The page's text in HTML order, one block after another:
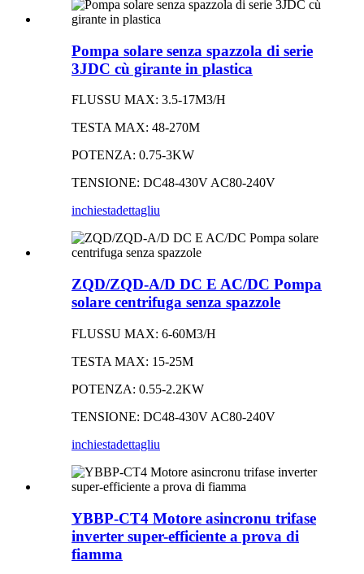
Pompa solare senza spazzola di serie
3JDC cù girante in plastica
FLUSSU MAX: 3.5-17M3/H
TESTA MAX: 48-270M
POTENZA: 0.75-3KW
TENSIONE: DC48-430V AC80-240V
inchiestadettagliu
ZQD/ZQD-A/D DC E AC/DC Pompa
solare centrifuga senza spazzole
FLUSSU MAX: 6-60M3/H
TESTA MAX: 15-25M
POTENZA: 0.55-2.2KW
TENSIONE: DC48-430V AC80-240V
inchiestadettagliu
YBBP-CT4 Motore asincronu trifase
inverter super-efficiente a prova di
fiamma